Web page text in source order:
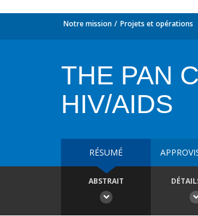
Notre mission Projets et opérations
THE PAN
HIV/AIDS
RÉSUMÉ
ABSTRAIT